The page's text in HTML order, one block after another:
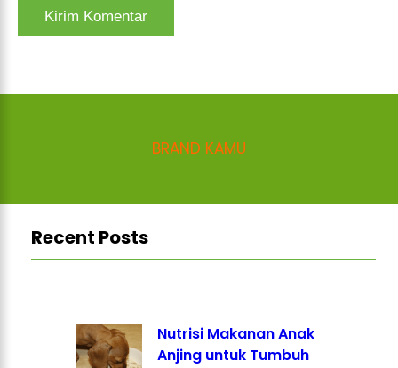
BRAND KAMU
Recent Posts
Nutrisi Makanan Anak
Anjing untuk Tumbuh